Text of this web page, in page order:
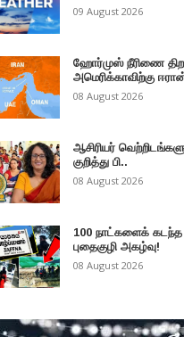
09 August 2026
ஹோர்முஸ் நீரிணை
அமெரிக்காவிற்கு
08 August 2026
ஆசிரியர்
குறித்து பி..
08 August 2026
100 நாட்களைக்
புதைகுழி அகழ்வு!
08 August 2026